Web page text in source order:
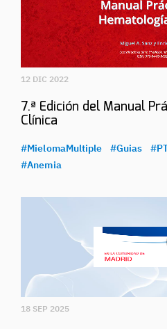
12 DIC 2022
7.ª Edición del Manual
Clínica
#MielomaMultiple #Guias
#Anemia
18 SEP 2025